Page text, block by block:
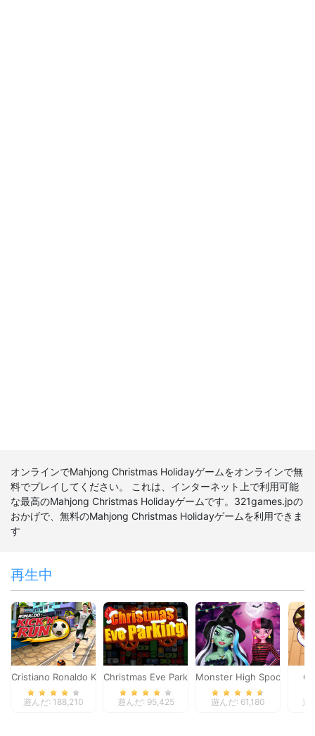
オンラインでMahjong Christmas Holidayゲームをオンラインで無
料でプレイしてください。 これは、インターネット上で利用可能
な最高のMahjong Christmas Holidayゲームです。321games.jpの
おかげで、無料のMahjong Christmas Holidayゲームを利用できま
す
再生中
Cristiano Ronaldo Kick`n`Run
遊んだ: 188,210
Christmas Eve Parking
遊んだ: 95,425
Monster High Spooky
遊んだ: 61,180 遊